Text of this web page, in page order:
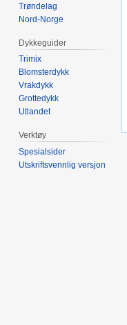
Trøndelag
Nord-Norge
Dykkeguider
Trimix
Blomsterdykk
Vrakdykk
Grottedykk
Utlandet
Verktøy
Spesialsider
Utskriftsvennlig versjon